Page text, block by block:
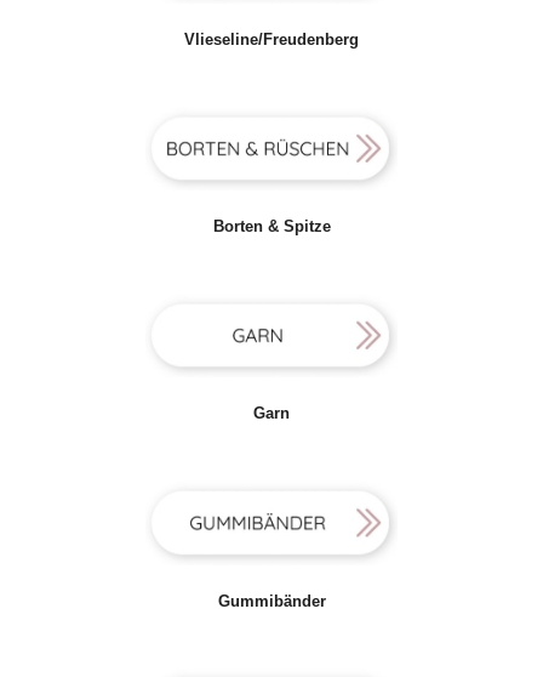
Vlieseline/Freudenberg
Borten & Spitze
Garn
Gummibänder